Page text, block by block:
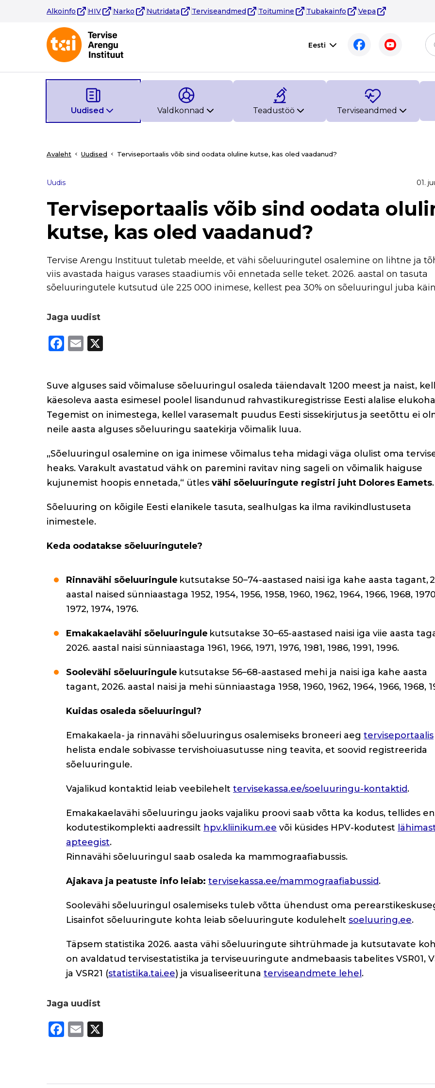
Alkoinfo HIV Narko Nutridata Terviseandmed Toitumine Tubakainfo Vepa
Eesti
Uudised Valdkonnad Teadustöö Terviseandmed
Avaleht Uudised Terviseportaalis võib sind oodata oluline kutse, kas oled vaadanud?
Uudis 01.
Terviseportaalis võib sind oodata
kutse, kas oled vaadanud?
Tervise Arengu Instituut tuletab meelde, et vähi sõeluuringutel osalemine on lihtne ja
viis avastada haigus varases staadiumis või ennetada selle teket. 2026. aastal on tasuta
sõeluuringutele kutsutud üle 225 000 inimese, kellest pea 30% on sõeluuringul juba
Jaga uudist
F
a
e
b
o
o
k
E
m
l
Suve alguses said võimaluse sõeluuringul osaleda täiendavalt 1200 meest ja naist,
käesoleva aasta esimesel poolel lisandunud rahvastikuregistrisse Eesti alalise
Tegemist on inimestega, kellel varasemalt puudus Eesti sissekirjutus ja seetõttu ei
neile aasta alguses sõeluuringu saatekirja võimalik luua.
„Sõeluuringul osalemine on iga inimese võimalus teha midagi väga olulist oma
heaks. Varakult avastatud vähk on paremini ravitav ning sageli on võimalik haiguse
kujunemist hoopis ennetada,“ ütles vähi sõeluuringute registri juht Dolores Eamets.
Sõeluuring on kõigile Eesti elanikele tasuta, sealhulgas ka ilma ravikindlustuseta
inimestele.
Keda oodatakse sõeluuringutele?
Rinnavähi sõeluuringule kutsutakse 50–74-aastased naisi iga kahe aasta tagant,
aastal naised sünniaastaga 1952, 1954, 1956, 1958, 1960, 1962, 1964, 1966, 1968,
1972, 1974, 1976.
Emakakaelavähi sõeluuringule kutsutakse 30–65-aastased naisi iga viie aasta
2026. aastal naisi sünniaastaga 1961, 1966, 1971, 1976, 1981, 1986, 1991, 1996.
Soolevähi sõeluuringule kutsutakse 56–68-aastased mehi ja naisi iga kahe aasta
tagant, 2026. aastal naisi ja mehi sünniaastaga 1958, 1960, 1962, 1964, 1966, 1968,
Kuidas osaleda sõeluuringul?
Emakakaela- ja rinnavähi sõeluuringus osalemiseks broneeri aeg terviseportaalis
helista endale sobivasse tervishoiuasutusse ning teavita, et soovid registreerida
sõeluuringule.
Vajalikud kontaktid leiab veebilehelt tervisekassa.ee/soeluuringu-kontaktid.
Emakakaelavähi sõeluuringu jaoks vajaliku proovi saab võtta ka kodus, tellides
kodutestikomplekti aadressilt hpv.kliinikum.ee või küsides HPV-kodutest
apteegist.
Rinnavähi sõeluuringul saab osaleda ka mammograafiabussis.
Ajakava ja peatuste info leiab: tervisekassa.ee/mammograafiabussid.
Soolevähi sõeluuringul osalemiseks tuleb võtta ühendust oma
Lisainfot sõeluuringute kohta leiab sõeluuringute kodulehelt soeluuring.ee.
Täpsem statistika 2026. aasta vähi sõeluuringute sihtrühmade ja kutsutavate
on avaldatud tervisestatistika ja terviseuuringute andmebaasis tabelites VSR01,
ja VSR21 (statistika.tai.ee) ja visualiseerituna terviseandmete lehel.
Jaga uudist
F
a
E
m